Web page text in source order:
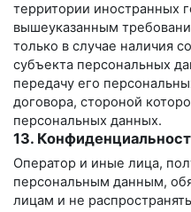
территории иностранных
вышеуказанным
только в случае наличия
субъекта персональных
передачу его
договора, стороной
персональных данных.
13.
Оператор и иные лица,
персональным данным,
лицам и не